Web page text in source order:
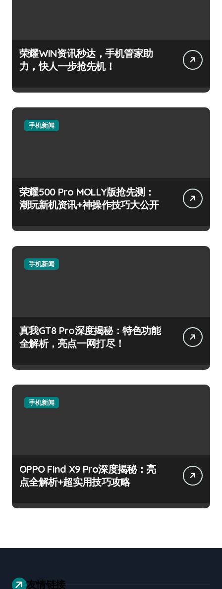
荣耀WIN资讯秒达，手机管家助
力，快人一步抢先机！
手机新闻
荣耀500 Pro MOLLY版抢先测：
潮玩新机资讯+神操作技巧大公开
手机新闻
真我GT8 Pro深度揭秘：特色功能
全解析，亮点一网打尽！
手机新闻
OPPO Find X9 Pro深度揭秘：亮
点全解析+超实用技巧攻略
友情链接